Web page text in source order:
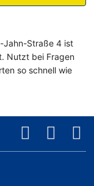
Jahn-Straße 4 ist
Nutzt bei Fragen
so schnell wie